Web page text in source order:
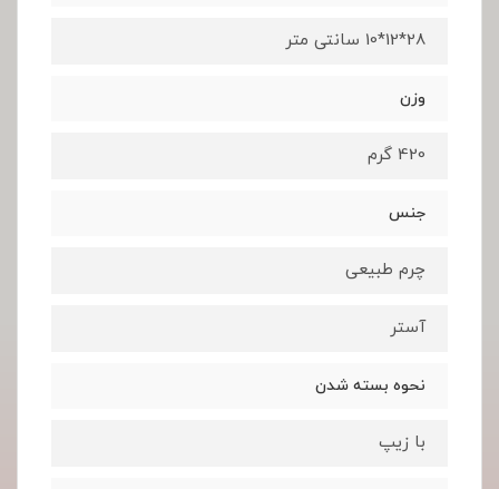
28*12*10 سانتی متر
وزن
420 گرم
جنس
چرم طبیعی
آستر
نحوه بسته شدن
با زیپ